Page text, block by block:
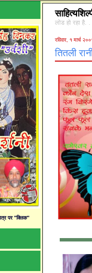
पर "क्लिक"
लोड हो रहा है. .
रविवार, १ मार्च
तितली